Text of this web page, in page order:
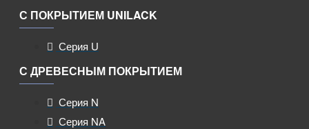
С ПОКРЫТИЕМ UNILACK
Серия U
С ДРЕВЕСНЫМ ПОКРЫТИЕМ
Серия N
Серия NA